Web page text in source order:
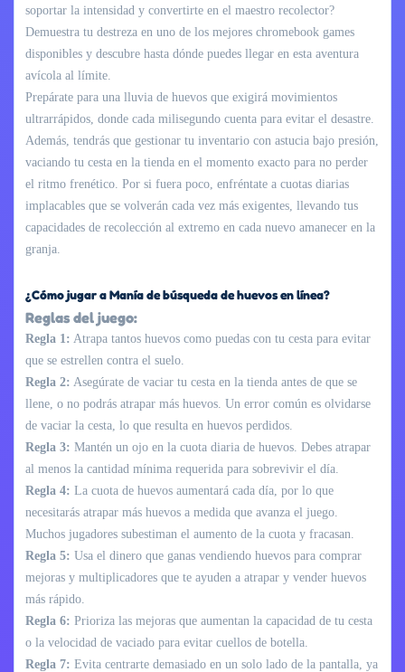
soportar la intensidad y convertirte en el maestro recolector?
Demuestra tu destreza en uno de los mejores chromebook games
disponibles y descubre hasta dónde puedes llegar en esta aventura
avícola al límite.
Prepárate para una lluvia de huevos que exigirá movimientos
ultrarrápidos, donde cada milisegundo cuenta para evitar el desastre.
Además, tendrás que gestionar tu inventario con astucia bajo presión,
vaciando tu cesta en la tienda en el momento exacto para no perder
el ritmo frenético. Por si fuera poco, enfréntate a cuotas diarias
implacables que se volverán cada vez más exigentes, llevando tus
capacidades de recolección al extremo en cada nuevo amanecer en la
granja.
¿Cómo jugar a Manía de búsqueda de huevos en línea?
Reglas del juego:
Regla 1: Atrapa tantos huevos como puedas con tu cesta para evitar
que se estrellen contra el suelo.
Regla 2: Asegúrate de vaciar tu cesta en la tienda antes de que se
llene, o no podrás atrapar más huevos. Un error común es olvidarse
de vaciar la cesta, lo que resulta en huevos perdidos.
Regla 3: Mantén un ojo en la cuota diaria de huevos. Debes atrapar
al menos la cantidad mínima requerida para sobrevivir el día.
Regla 4: La cuota de huevos aumentará cada día, por lo que
necesitarás atrapar más huevos a medida que avanza el juego.
Muchos jugadores subestiman el aumento de la cuota y fracasan.
Regla 5: Usa el dinero que ganas vendiendo huevos para comprar
mejoras y multiplicadores que te ayuden a atrapar y vender huevos
más rápido.
Regla 6: Prioriza las mejoras que aumentan la capacidad de tu cesta
o la velocidad de vaciado para evitar cuellos de botella.
Regla 7: Evita centrarte demasiado en un solo lado de la pantalla, ya